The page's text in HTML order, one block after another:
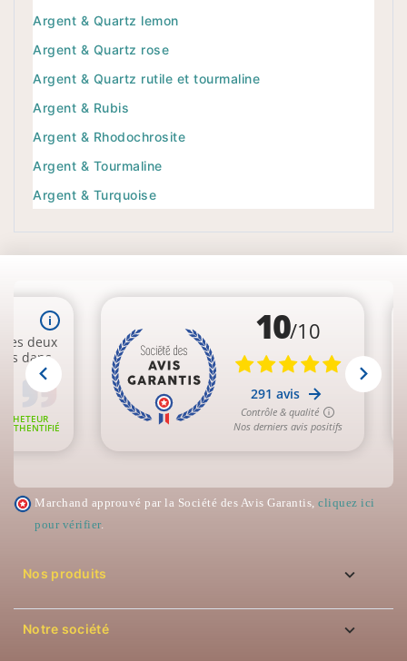
Argent & Quartz lemon
Argent & Quartz rose
Argent & Quartz rutile et tourmaline
Argent & Rubis
Argent & Rhodochrosite
Argent & Tourmaline
Argent & Turquoise
Marchand approuvé par la Société des Avis Garantis, cliquez ici
pour vérifier.
Nos produits 
Notre société 